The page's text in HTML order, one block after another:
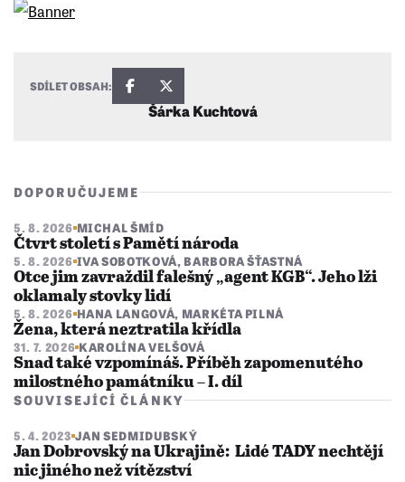
Šárka Kuchtová
SDÍLET OBSAH:
DOPORUČUJEME
5. 8. 2026 MICHAL ŠMÍD
Čtvrt století s Pamětí národa
5. 8. 2026 IVA SOBOTKOVÁ, BARBORA ŠŤASTNÁ
Otce jim zavraždil falešný „agent KGB“. Jeho lži
oklamaly stovky lidí
5. 8. 2026 HANA LANGOVÁ, MARKÉTA PILNÁ
Žena, která neztratila křídla
31. 7. 2026 KAROLÍNA VELŠOVÁ
Snad také vzpomínáš. Příběh zapomenutého
milostného památníku – I. díl
SOUVISEJÍCÍ ČLÁNKY
5. 4. 2023 JAN SEDMIDUBSKÝ
Jan Dobrovský na Ukrajině: Lidé TADY nechtějí
nic jiného než vítězství